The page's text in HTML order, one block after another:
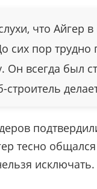
что Айгер
сих пор трудно
Он всегда был
строитель
тесно
исключать.